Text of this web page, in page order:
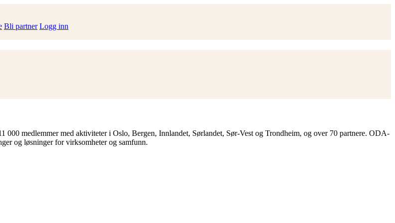
Bli partner Logg inn
medlemmer med aktiviteter i Oslo, Bergen, Innlandet, Sørlandet, Sør-Vest og Trondheim, og over 70 partnere. ODA-
og løsninger for virksomheter og samfunn.